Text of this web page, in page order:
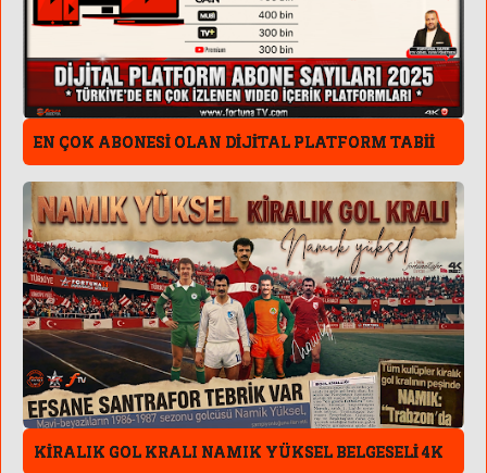
EN ÇOK ABONESİ OLAN DİJİTAL PLATFORM TABİİ
KİRALIK GOL KRALI NAMIK YÜKSEL BELGESELİ 4K